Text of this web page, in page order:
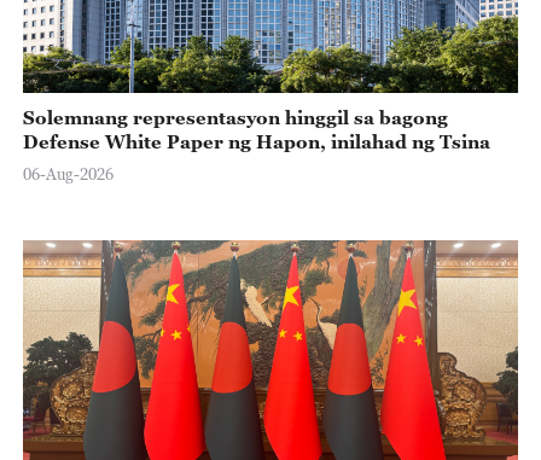
Solemnang representasyon hinggil sa bagong
Defense White Paper ng Hapon, inilahad ng Tsina
06-Aug-2026